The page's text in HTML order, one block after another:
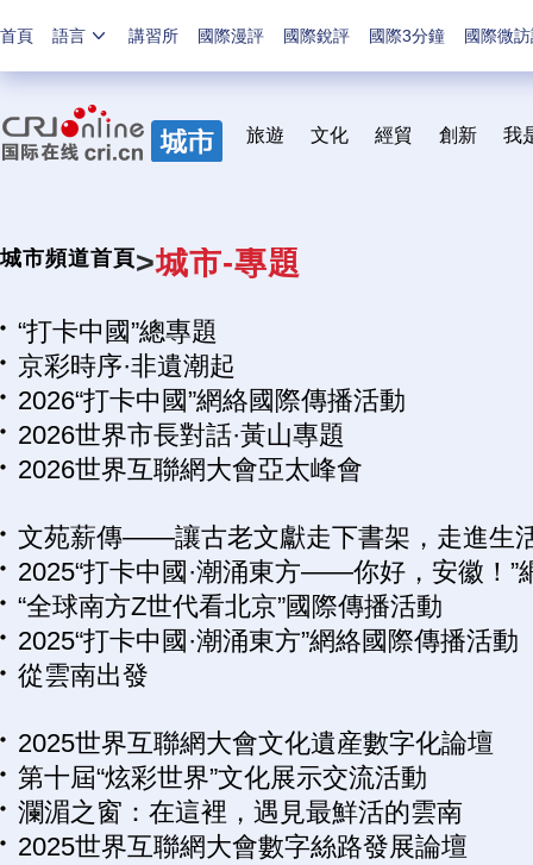
首頁 語言 講習所 國際漫評 國際銳評 國際3分鐘 國際微
旅遊 文化 經貿 創新 我
城市頻道首頁>城市-專題
“打卡中國”總專題
京彩時序·非遺潮起
2026“打卡中國”網絡國際傳播活動
2026世界市長對話·黃山專題
2026世界互聯網大會亞太峰會
文苑薪傳——讓古老文獻走下書架，走進生
2025“打卡中國·潮涌東方——你好，安徽！”
“全球南方Z世代看北京”國際傳播活動
2025“打卡中國·潮涌東方”網絡國際傳播活動
從雲南出發
2025世界互聯網大會文化遺産數字化論壇
第十屆“炫彩世界”文化展示交流活動
瀾湄之窗：在這裡，遇見最鮮活的雲南
2025世界互聯網大會數字絲路發展論壇